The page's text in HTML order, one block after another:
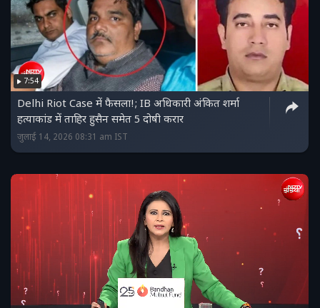
7:54
Delhi Riot Case में फैसला!; IB अधिकारी अंकित शर्मा
हत्याकांड में ताहिर हुसैन समेत 5 दोषी करार
जुलाई 14, 2026 08:31 am IST